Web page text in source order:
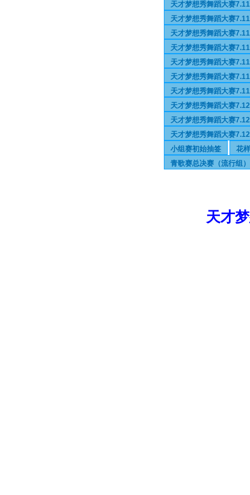
天才梦想秀舞蹈大赛
天才梦想秀舞蹈大赛
天才梦想秀舞蹈大赛
天才梦想秀舞蹈大赛
天才梦想秀舞蹈大赛
天才梦想秀舞蹈大赛
天才梦想秀舞蹈大赛
天才梦想秀舞蹈大赛
天才梦想秀舞蹈大赛
天才梦想秀舞蹈大赛
小组赛初始抽签
花
青歌赛总决赛（流行组）
天才